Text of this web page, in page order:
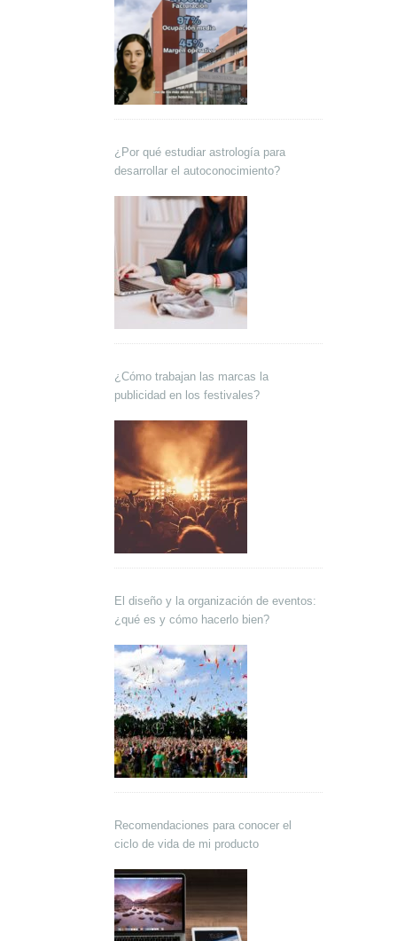
¿Por qué estudiar astrología para
desarrollar el autoconocimiento?
¿Cómo trabajan las marcas la
publicidad en los festivales?
El diseño y la organización de eventos:
¿qué es y cómo hacerlo bien?
Recomendaciones para conocer el
ciclo de vida de mi producto